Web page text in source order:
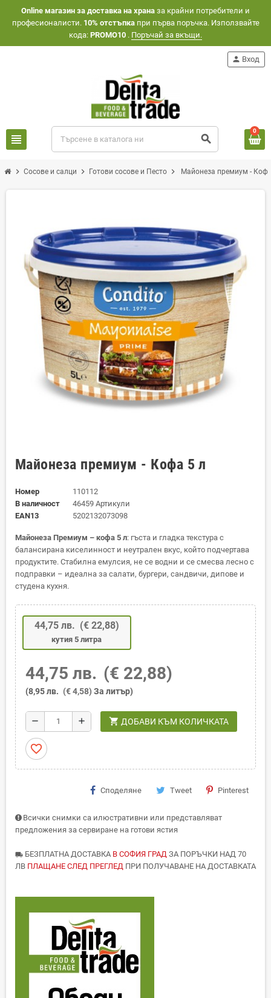
Оnline магазин за доставка на храна за крайни потребители и
професионалисти. 10% отстъпкапри първа поръчка. Използвайте
кода: PROMO10 . Поръчай за вкъщи.
view_headline search
person Вход
0
chevron_right Сосове и салци chevron_right Готови сосове и Песто chevron_right Майонеза премиум -
Майонеза премиум - Кофа 5 л
Номер
110112
В наличност
46459 Артикули
EAN13
5202132073098
Майонеза Премиум – кофа 5 л: гъста и гладка текстура с
балансирана киселинност и неутрален вкус, който подчертава
продуктите. Стабилна емулсия, не се водни и се смесва лесно с
подправки – идеална за салати, бургери, сандвичи, дипове и
студена кухня.
44,75 лв. (€ 22,88)
кутия 5 литра
44,75 лв. (€ 22,88)
(8,95 лв. (€ 4,58) За литър)
remove add shopping_cart ДОБАВИ КЪМ КОЛИЧКАТА
favorite_border
Споделяне Tweet Pinterest
Всички снимки са илюстративни или представляват
предложения за сервиране на готови ястия
local_shipping БЕЗПЛАТНА ДОСТАВКА В СОФИЯ ГРАД ЗА ПОРЪЧКИ НАД 70
ЛВ ПЛАЩАНЕ СЛЕД ПРЕГЛЕД ПРИ ПОЛУЧАВАНЕ НА ДОСТАВКАТА